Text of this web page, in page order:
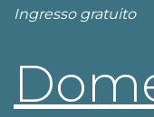
Ingresso gratuito